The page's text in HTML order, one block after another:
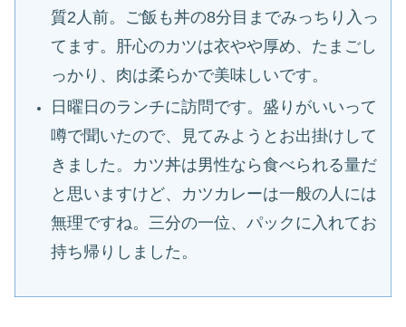
質2人前。ご飯も丼の8分目までみっちり入っ
てます。
肝心のカツは衣やや厚め、たまごし
っかり、肉は柔らかで美味しいです。
日曜日のランチに訪問です。盛りがいいって
噂で聞いたので、見てみようとお出掛けして
きました。
カツ丼は男性なら食べられる量だ
と思いますけど、カツカレーは一般の人には
無理ですね。三分の一位、パックに入れてお
持ち帰りしました。